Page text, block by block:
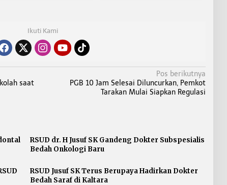
Ikuti Kami
saat
Pos berikutnya
PGB 10 Jam Selesai Diluncurkan, Pemkot
Tarakan Mulai Siapkan Regulasi
RSUD dr. H Jusuf SK Gandeng Dokter Subspesialis
Bedah Onkologi Baru
RSUD Jusuf SK Terus Berupaya Hadirkan Dokter
Bedah Saraf di Kaltara